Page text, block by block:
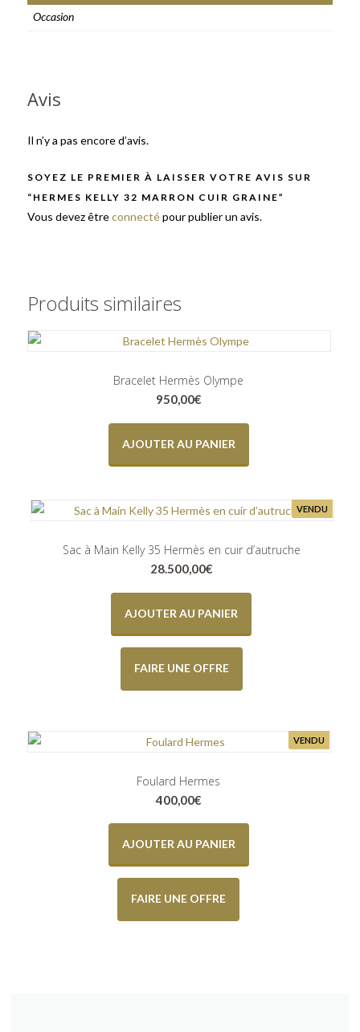
Occasion
Avis
Il n’y a pas encore d’avis.
SOYEZ LE PREMIER À LAISSER VOTRE AVIS SUR
“HERMES KELLY 32 MARRON CUIR GRAINE”
Vous devez êtreconnectépour publier un avis.
Produits similaires
Bracelet Hermès Olympe
950,00€
AJOUTER AU PANIER
VENDU
Sac à Main Kelly 35 Hermès en cuir d’autruche
28.500,00€
AJOUTER AU PANIER
FAIRE UNE OFFRE
VENDU
Foulard Hermes
400,00€
AJOUTER AU PANIER
FAIRE UNE OFFRE